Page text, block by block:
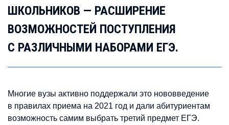
ШКОЛЬНИКОВ — РАСШИРЕНИЕ
ВОЗМОЖНОСТЕЙ ПОСТУПЛЕНИЯ
С РАЗЛИЧНЫМИ НАБОРАМИ ЕГЭ.
Многие вузы активно поддержали это нововведение
в правилах приема на 2021 год и дали абитуриентам
возможность самим выбрать третий предмет ЕГЭ.